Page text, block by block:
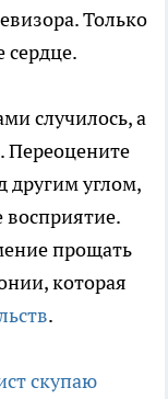
Только
сердце.
случилось, а
Переоцените
другим углом,
восприятие.
прощать
которая
.
скупаю